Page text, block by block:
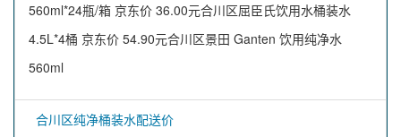
560ml*24瓶/箱 京东价 36.00元合川区屈臣氏饮用水桶装水
4.5L*4桶 京东价 54.90元合川区景田 Ganten 饮用纯净水
560ml
合川区纯净桶装水配送价